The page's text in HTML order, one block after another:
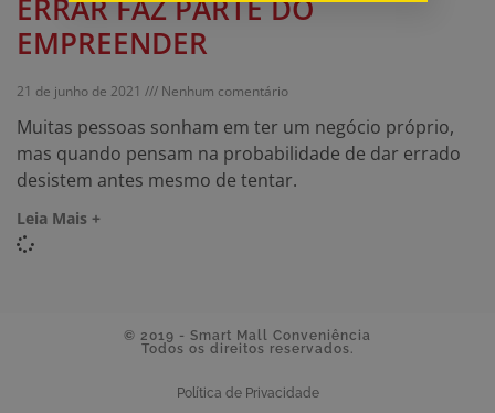
ERRAR FAZ PARTE DO
EMPREENDER
21 de junho de 2021 Nenhum comentário
Muitas pessoas sonham em ter um negócio próprio,
mas quando pensam na probabilidade de dar errado
desistem antes mesmo de tentar.
Leia Mais +
© 2019 - Smart Mall Conveniência
Todos os direitos reservados.
Política de Privacidade